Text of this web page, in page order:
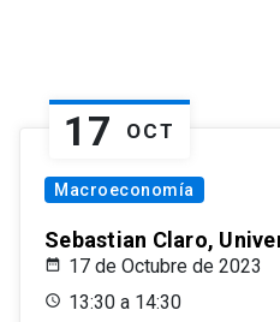
17 OCT
Macroeconomía
Sebastian Claro,
17 de Octubre de 2023
13:30 a 14:30